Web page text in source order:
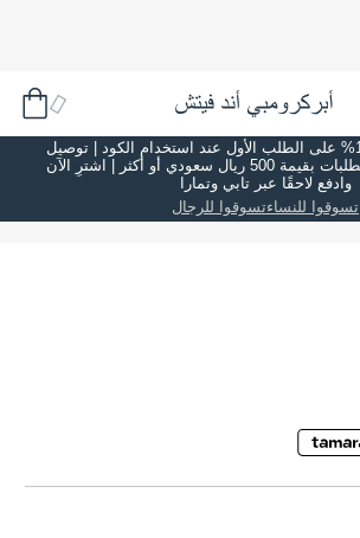
HELLO15: خصم 15% على الطلب الأول عند استخدام الكود | توصيل
مجاني على جميع الطلبات بقيمة 500 ريال سعودي أو أكثر | اشترِ الآن
وادفع لاحقًا عبر تابي وتمارا
تسوقوا للنساءتسوقوا للرجال